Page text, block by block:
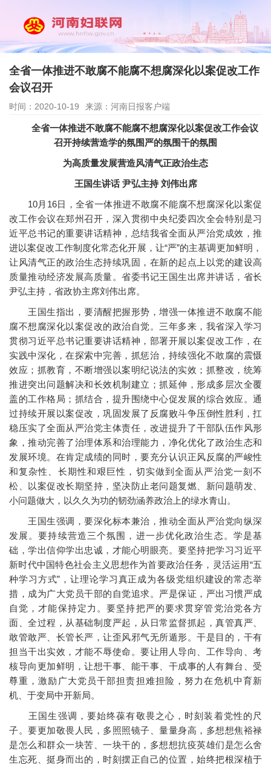
全省一体推进不敢腐不能腐不想腐深化以案促改工作
会议召开
时间：2020-10-19 来源：河南日报客户端
全省一体推进不敢腐不能腐不想腐深化以案促改工作会议
召开持续营造学的氛围严的氛围干的氛围
为高质量发展营造风清气正政治生态
王国生讲话 尹弘主持 刘伟出席
10月16日，全省一体推进不敢腐不能腐不想腐深化以案促
改工作会议在郑州召开，深入贯彻中央纪委四次全会特别是习
近平总书记的重要讲话精神，总结我省全面从严治党成效，推
进以案促改工作制度化常态化开展，让“严”的主基调更加鲜明，
让风清气正的政治生态持续巩固，在新的起点上以党的建设高
质量推动经济发展高质量。省委书记王国生出席并讲话，省长
尹弘主持，省政协主席刘伟出席。
王国生指出，要清醒把握形势，增强一体推进不敢腐不能
腐不想腐深化以案促改的政治自觉。三年多来，我省深入学习
贯彻习近平总书记重要讲话精神，部署开展以案促改工作，在
实践中深化，在探索中完善，抓惩治，持续强化不敢腐的震慑
效应；抓教育，不断增强以案明纪说法的实效；抓整改，统筹
推进突出问题解决和长效机制建立；抓延伸，形成多层次全覆
盖的工作格局；抓结合，提升围绕中心促发展的综合效应。通
过持续开展以案促改，巩固发展了反腐败斗争压倒性胜利，扛
稳压实了全面从严治党主体责任，改进提升了干部队伍作风形
象，推动完善了治理体系和治理能力，净化优化了政治生态和
发展环境。在肯定成绩的同时，要充分认识正风反腐的严峻性
和复杂性、长期性和艰巨性，切实做到全面从严治党一刻不
松、以案促改长期坚持，坚决防止老问题复燃、新问题萌发、
小问题做大，以久久为功的韧劲涵养政治上的绿水青山。
王国生强调，要深化标本兼治，推动全面从严治党向纵深
发展。要持续营造三个氛围，进一步优化政治生态。学是基
础，学出信仰学出忠诚，才能心明眼亮。要坚持把学习习近平
新时代中国特色社会主义思想作为首要政治任务，灵活运用“五
种学习方式”，让理论学习真正成为各级党组织建设的常态举
措，成为广大党员干部的自觉追求。严是保证，严出习惯严成
自觉，才能保持定力。要坚持把严的要求贯穿管党治党各方
面、全过程，从基础制度严起，从日常监督抓起，真管真严、
敢管敢严、长管长严，让歪风邪气无所遁形。干是目的，干有
担当干出实效，才能不辱使命。要让用人导向、工作导向、考
核导向更加鲜明，让想干事、能干事、干成事的人有舞台、受
尊重，激励广大党员干部担责担难担险，努力在危机中育新
机、于变局中开新局。
王国生强调，要始终葆有敬畏之心，时刻装着党性的尺
子。要更加敬畏人民，多照照镜子、量量身高，多想想焦裕禄
是怎么和群众一块苦、一块干的，多想想抗疫英雄们是怎么舍
生忘死、挺身而出的，时刻摆正自己的位置，始终把根深植于